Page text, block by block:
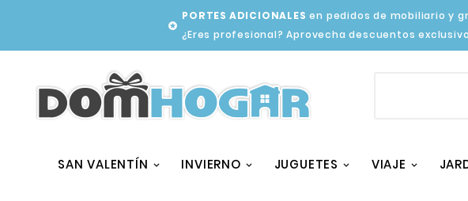

PORTES ADICIONALES en pedidos de mobiliario y
¿Eres profesional? Aprovecha descuentos
SAN VALENTÍN INVIERNO JUGUETES VIAJE